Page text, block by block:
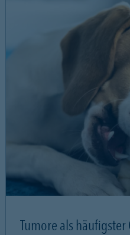
Tumore als